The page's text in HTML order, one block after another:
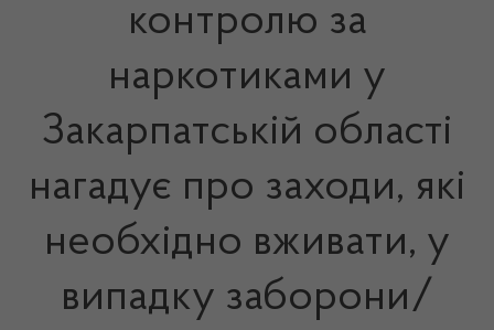
контролю за
наркотиками у
Закарпатській області
нагадує про заходи, які
необхідно вживати, у
випадку заборони/